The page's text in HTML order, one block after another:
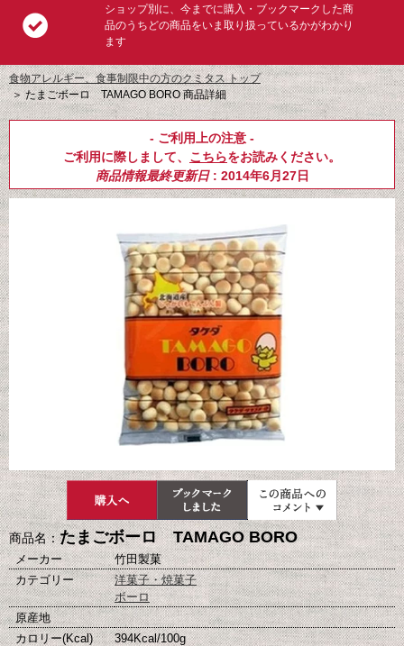
ショップ別に、今までに購入・ブックマークした商
品のうちどの商品をいま取り扱っているかがわかり
ます
食物アレルギー、食事制限中の方のクミタス トップ
＞たまごボーロ TAMAGO BORO 商品詳細
- ご利用上の注意 -
ご利用に際しまして、 こちらをお読みください。
商品情報最終更新日: 2014年6月27日
商品名：たまごボーロ TAMAGO BORO
メーカー
竹田製菓
カテゴリー
洋菓子・焼菓子
ボーロ
原産地
カロリー(Kcal)
394Kcal/100g